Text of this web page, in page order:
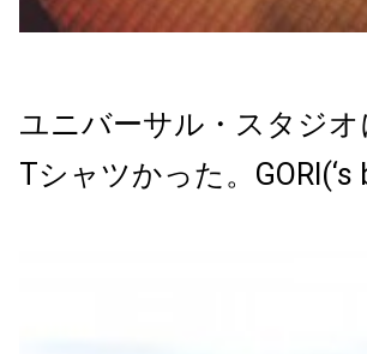
ユニバーサル・スタジ
Tシャツかった。